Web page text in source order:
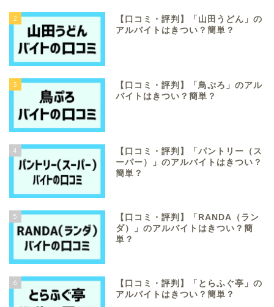
2
【口コミ・評判】「山田うどん」の
アルバイトはきつい？簡単？
3
【口コミ・評判】「鳥ぷろ」のアル
バイトはきつい？簡単？
4
【口コミ・評判】「パントリー（ス
ーパー）」のアルバイトはきつい？
簡単？
5
【口コミ・評判】「RANDA（ラン
ダ）」のアルバイトはきつい？簡
単？
6
【口コミ・評判】「とらふぐ亭」の
アルバイトはきつい？簡単？